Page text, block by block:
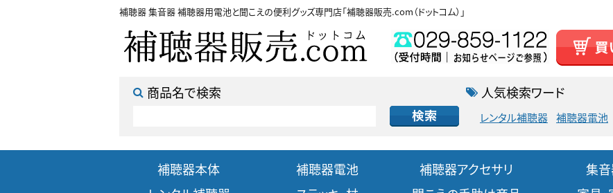
補聴器 集音器 補聴器用電池と聞こえの便利グッズ専門店「補聴器販売.com（ドットコム）」
商品名で検索 人気検索ワード
レンタル補聴器 補聴器電池
補聴器本体 補聴器電池 補聴器アクセサリ 集